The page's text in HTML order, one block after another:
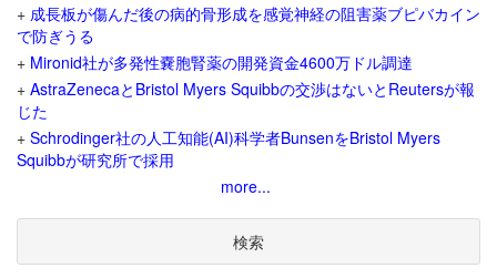
+ 成長板が傷んだ後の病的骨形成を感覚神経の阻害薬ブピバカイン
で防ぎうる
+ Mironid社が多発性嚢胞腎薬の開発資金4600万ドル調達
+ AstraZenecaとBristol Myers Squibbの交渉はないとReutersが報
じた
+ Schrodinger社の人工知能(AI)科学者BunsenをBristol Myers
Squibbが研究所で採用
more...
検索